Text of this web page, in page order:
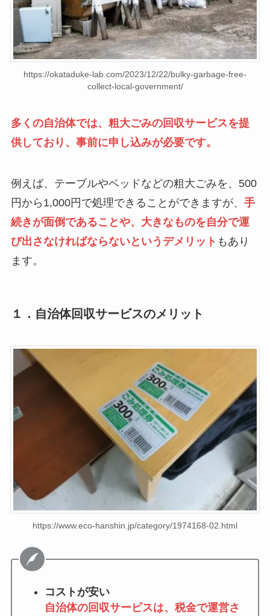
https://okataduke-lab.com/2023/12/22/bulky-garbage-free-
collect-local-government/
多くの自治体では、粗大ごみの回収サービスを提
供しており、事前に申し込みが必要です。
例えば、テーブルやベッドなどの粗大ごみを、500
円から1,000円で処理できることができますが、 手
続きが面倒であることや、大きなものを自分で運
び出さなければならないというデメリット もあり
ます。
１．自治体回収サービスのメリット
https://www.eco-hanshin.jp/category/1974168-02.html
コストが安い
自治体の回収サービスは、税金で運営さ